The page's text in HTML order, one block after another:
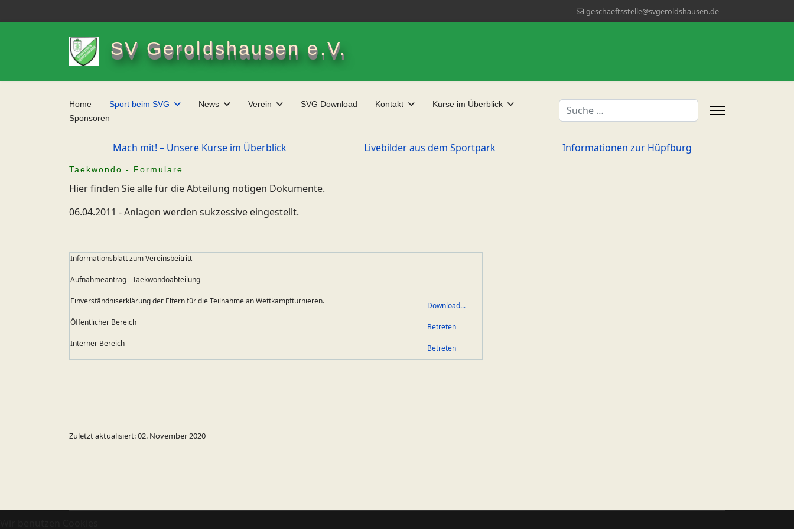
geschaeftsstelle@svgeroldshausen.de
SV Geroldshausen e.V.
Home Sport beim SVG News Verein SVG Download Kontakt
Kurse im Überblick
Sponsoren
Suchen
Mach mit! – Unsere Kurse im Überblick Livebilder aus dem Sportpark Informationen zur Hüpfburg
Taekwondo - Formulare
Hier finden Sie alle für die Abteilung nötigen Dokumente.
06.04.2011 - Anlagen werden sukzessive eingestellt.
Informationsblatt zum Vereinsbeitritt
Aufnahmeantrag - Taekwondoabteilung
Einverständniserklärung der Eltern für die Teilnahme an Wettkampfturnieren.
Download...
Öffentlicher Bereich
Betreten
Interner Bereich
Betreten
Zuletzt aktualisiert: 02. November 2020